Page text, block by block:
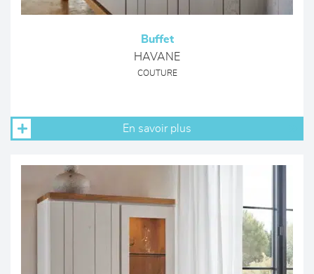
Buffet
HAVANE
COUTURE
En savoir plus